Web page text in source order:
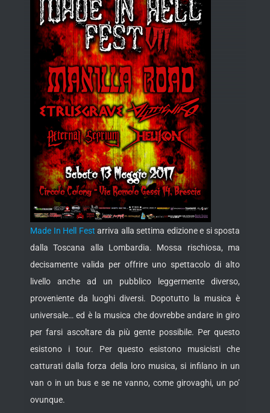
Made In Hell Fest arriva alla settima edizione e si sposta
dalla Toscana alla Lombardia. Mossa rischiosa, ma
decisamente valida per offrire uno spettacolo di alto
livello anche ad un pubblico leggermente diverso,
proveniente da luoghi diversi. Dopotutto la musica è
universale… ed è la musica che dovrebbe andare in giro
per farsi ascoltare da più gente possibile. Per questo
esistono i tour. Per questo esistono musicisti che
catturati dalla forza della loro musica, si infilano in un
van o in un bus e se ne vanno, come girovaghi, un po’
ovunque.